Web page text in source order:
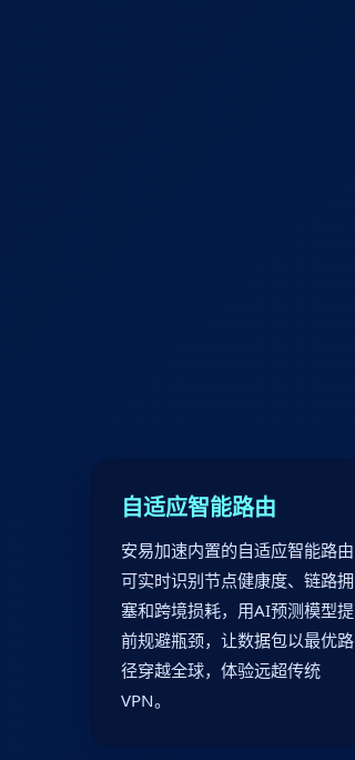
自适应智能路由
安易加速内置的自适应智能路由
可实时识别节点健康度、链路拥
塞和跨境损耗，用AI预测模型提
前规避瓶颈，让数据包以最优路
径穿越全球，体验远超传统
VPN。